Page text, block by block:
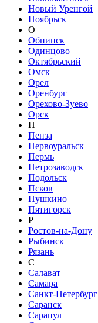
Новый Уренгой
Ноябрьск
О
Обнинск
Одинцово
Октябрьский
Омск
Орел
Оренбург
Орехово-Зуево
Орск
П
Пенза
Первоуральск
Пермь
Петрозаводск
Подольск
Псков
Пушкино
Пятигорск
Р
Ростов-на-Дону
Рыбинск
Рязань
С
Салават
Самара
Санкт-Петербург
Саранск
Сарапул